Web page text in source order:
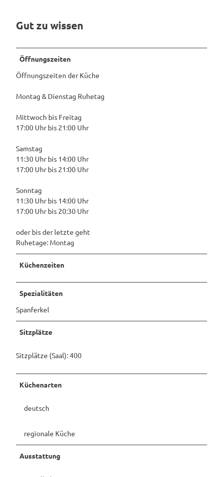
i
h
Gut zu wissen
Öffnungszeiten
Öffnungszeiten der Küche
Montag & Dienstag Ruhetag
Mittwoch bis Freitag
17:00 Uhr bis 21:00 Uhr
Samstag
11:30 Uhr bis 14:00 Uhr
17:00 Uhr bis 21:00 Uhr
Sonntag
11:30 Uhr bis 14:00 Uhr
17:00 Uhr bis 20:30 Uhr
oder bis der letzte geht
Ruhetage: Montag
Küchenzeiten
Spezialitäten
Spanferkel
Sitzplätze
Sitzplätze (Saal): 400
Küchenarten
deutsch
regionale Küche
Ausstattung